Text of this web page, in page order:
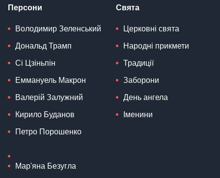
Персони
Володимир Зеленський
Дональд Трамп
Сі Цзіньпін
Еммануель Макрон
Валерій Залужний
Кирило Буданов
Петро Порошенко
Мар'яна Безугла
Свята
Церковні свята
Народні прикмети
Традиції
Заборони
День ангела
Іменини